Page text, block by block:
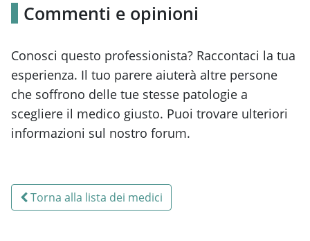
Commenti e opinioni
Conosci questo professionista? Raccontaci la tua
esperienza. Il tuo parere aiuterà altre persone
che soffrono delle tue stesse patologie a
scegliere il medico giusto. Puoi trovare ulteriori
informazioni sul nostro forum.
Torna alla lista dei medici